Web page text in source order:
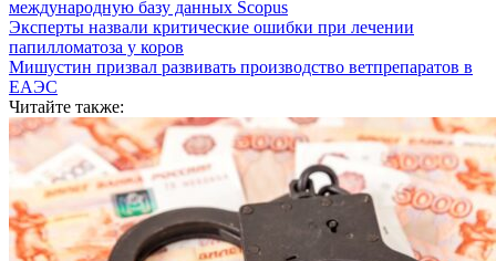
международную базу данных Scopus
Эксперты назвали критические ошибки при лечении
папилломатоза у коров
Мишустин призвал развивать производство ветпрепаратов в
ЕАЭС
Читайте также: